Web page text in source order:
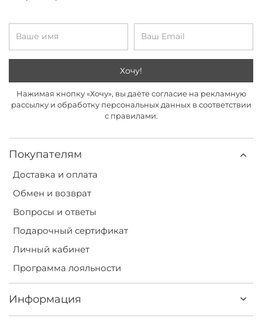
Покупателям
Доставка и оплата
Обмен и возврат
Вопросы и ответы
Подарочный сертификат
Личный кабинет
Программа лояльности
Информация
Хочу!
Нажимая кнопку «Хочу», вы даёте согласие на рекламную
рассылку и обработку персональных данных в соответствии
с правилами.